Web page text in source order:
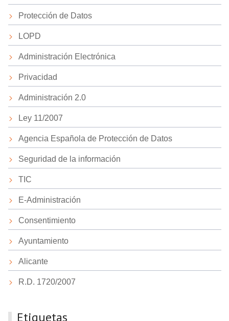
Protección de Datos
LOPD
Administración Electrónica
Privacidad
Administración 2.0
Ley 11/2007
Agencia Española de Protección de Datos
Seguridad de la información
TIC
E-Administración
Consentimiento
Ayuntamiento
Alicante
R.D. 1720/2007
Etiquetas